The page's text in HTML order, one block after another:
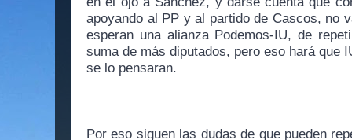
apoyando al PP y al partido de Cascos, no
esperan una alianza Podemos-IU, de
suma de más diputados, pero eso hará que
se lo pensaran.
Por eso siguen las dudas de que pueden